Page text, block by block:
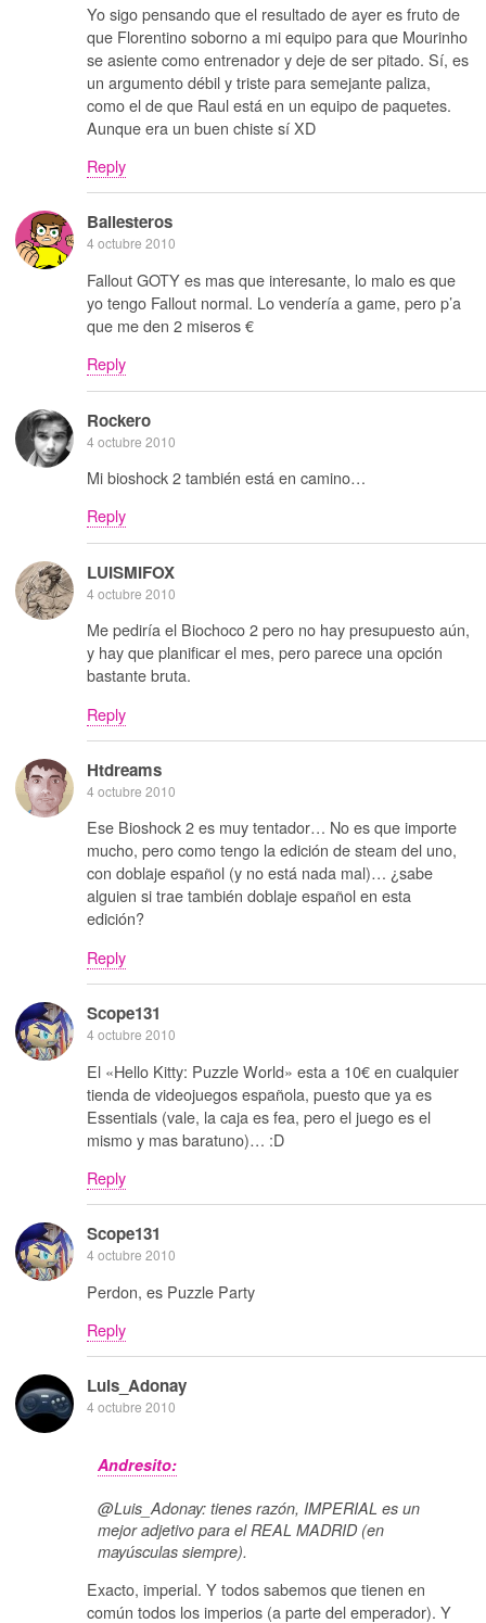
Yo sigo pensando que el resultado de ayer es fruto de
que Florentino soborno a mi equipo para que Mourinho
se asiente como entrenador y deje de ser pitado. Sí, es
un argumento débil y triste para semejante paliza,
como el de que Raul está en un equipo de paquetes.
Aunque era un buen chiste sí XD
Reply
Ballesteros
4 octubre 2010
Fallout GOTY es mas que interesante, lo malo es que
yo tengo Fallout normal. Lo vendería a game, pero p’a
que me den 2 miseros €
Reply
Rockero
4 octubre 2010
Mi bioshock 2 también está en camino…
Reply
LUISMIFOX
4 octubre 2010
Me pediría el Biochoco 2 pero no hay presupuesto aún,
y hay que planificar el mes, pero parece una opción
bastante bruta.
Reply
Htdreams
4 octubre 2010
Ese Bioshock 2 es muy tentador… No es que importe
mucho, pero como tengo la edición de steam del uno,
con doblaje español (y no está nada mal)… ¿sabe
alguien si trae también doblaje español en esta
edición?
Reply
Scope131
4 octubre 2010
El «Hello Kitty: Puzzle World» esta a 10€ en cualquier
tienda de videojuegos española, puesto que ya es
Essentials (vale, la caja es fea, pero el juego es el
mismo y mas baratuno)… :D
Reply
Scope131
4 octubre 2010
Perdon, es Puzzle Party
Reply
Luis_Adonay
4 octubre 2010
Andresito:
@Luis_Adonay: tienes razón, IMPERIAL es un
mejor adjetivo para el REAL MADRID (en
mayúsculas siempre).
Exacto, imperial. Y todos sabemos que tienen en
común todos los imperios (a parte del emperador). Y